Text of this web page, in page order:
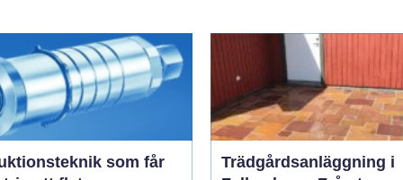
som får
Trädgårdsanläggning i